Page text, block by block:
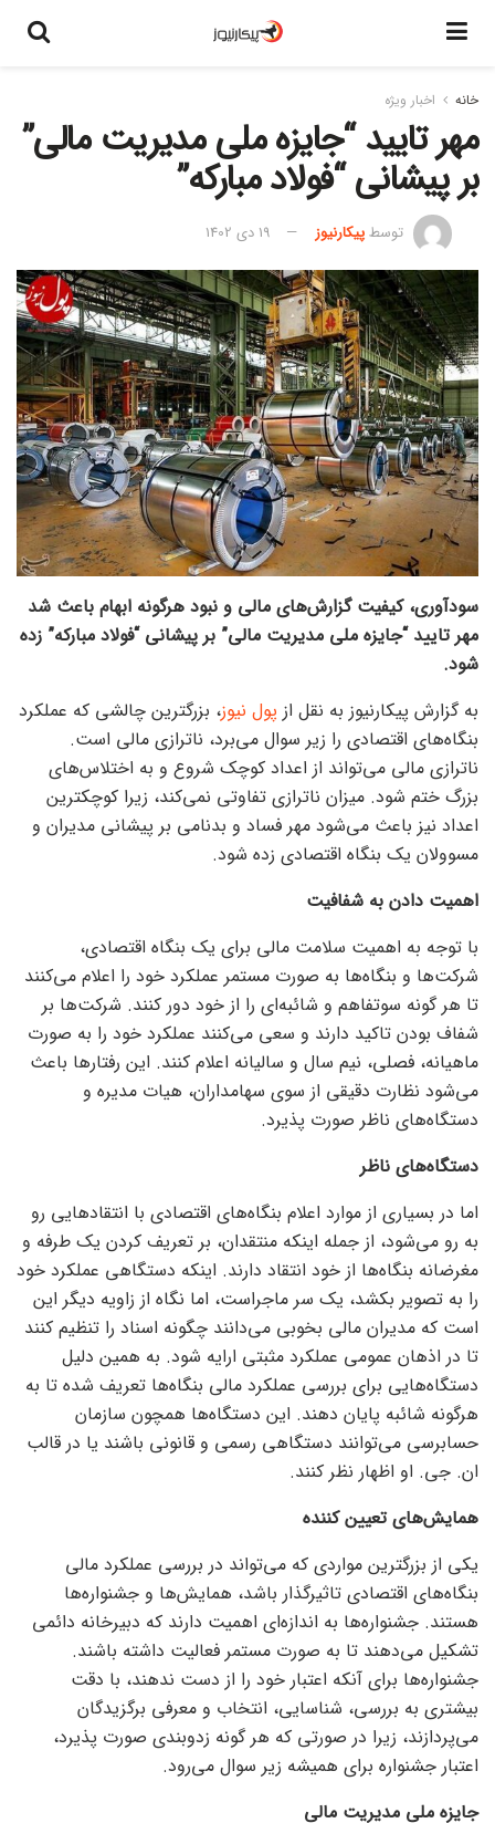
خانه اخبار ویژه
مهر تایید “جایزه ملی مدیریت مالی”
بر پیشانی “فولاد مبارکه”
توسطپیکارنیوز 19 دی 1402
سودآوری، کیفیت گزارش‌های مالی و نبود هرگونه ابهام باعث شد
مهر تایید “جایزه ملی مدیریت مالی” بر پیشانی “فولاد مبارکه” زده
شود.
به گزارش پیکارنیوز به نقل از پول نیوز، بزرگترین چالشی که عملکرد
بنگاه‌های اقتصادی را زیر سوال می‌برد، ناترازی مالی است.
ناترازی مالی می‌تواند از اعداد کوچک شروع و به اختلاس‌های
بزرگ ختم شود. میزان ناترازی تفاوتی نمی‌کند، زیرا کوچکترین
اعداد نیز باعث می‌شود مهر فساد و بدنامی بر پیشانی مدیران و
مسوولان یک بنگاه اقتصادی زده شود.
اهمیت دادن به شفافیت
با توجه به اهمیت سلامت مالی برای یک بنگاه اقتصادی،
شرکت‌ها و بنگاه‌ها به صورت مستمر عملکرد خود را اعلام می‌کنند
تا هر گونه سوتفاهم و شائبه‌ای را از خود دور کنند. شرکت‌ها بر
شفاف بودن تاکید دارند و سعی می‌کنند عملکرد خود را به صورت
ماهیانه، فصلی، نیم سال و سالیانه اعلام کنند. این رفتار‌ها باعث
می‌شود نظارت دقیقی از سوی سهامداران، هیات مدیره و
دستگاه‌های ناظر صورت پذیرد.
دستگاه‌های ناظر
اما در بسیاری از موارد اعلام بنگاه‌های اقتصادی با انتقاد‌هایی رو
به رو می‌شود، از جمله اینکه منتقدان، بر تعریف کردن یک طرفه و
مغرضانه بنگاه‌ها از خود انتقاد دارند. اینکه دستگاهی عملکرد خود
را به تصویر بکشد، یک سر ماجراست، اما نگاه از زاویه دیگر این
است که مدیران مالی بخوبی می‌دانند چگونه اسناد را تنظیم کنند
تا در اذهان عمومی عملکرد مثبتی ارایه شود. به همین دلیل
دستگاه‌هایی برای بررسی عملکرد مالی بنگاه‌ها تعریف شده تا به
هرگونه شائبه پایان دهند. این دستگاه‌ها همچون سازمان
حسابرسی می‌توانند دستگاهی رسمی و قانونی باشند یا در قالب
ان. جی. او اظهار نظر کنند.
همایش‌های تعیین کننده
یکی از بزرگترین مواردی که می‌تواند در بررسی عملکرد مالی
بنگاه‌های اقتصادی تاثیرگذار باشد، همایش‌ها و جشنواره‌ها
هستند. جشنواره‌ها به اندازه‌ای اهمیت دارند که دبیرخانه دائمی
تشکیل می‌دهند تا به صورت مستمر فعالیت داشته باشند.
جشنواره‌ها برای آنکه اعتبار خود را از دست ندهند، با دقت
بیشتری به بررسی، شناسایی، انتخاب و معرفی برگزیدگان
می‌پردازند، زیرا در صورتی که هر گونه زدوبندی صورت پذیرد،
اعتبار جشنواره برای همیشه زیر سوال می‌رود.
جایزه ملی مدیریت مالی